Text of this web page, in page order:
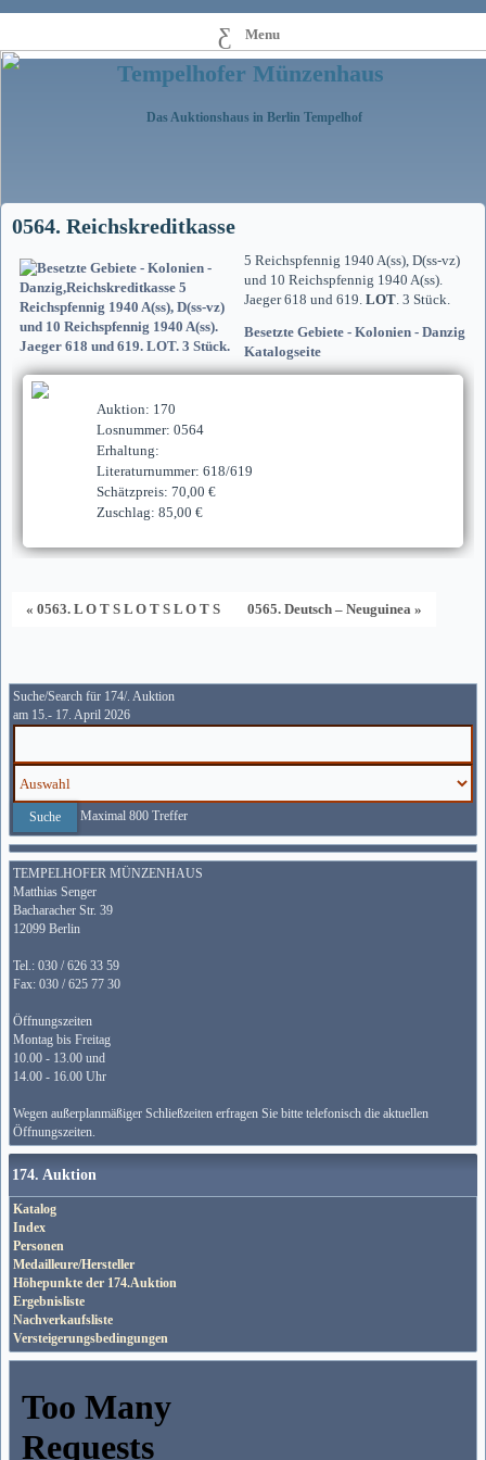
Menu
Tempelhofer Münzenhaus
Das Auktionshaus in Berlin Tempelhof
0564. Reichskreditkasse
5 Reichspfennig 1940 A(ss), D(ss-vz)
und 10 Reichspfennig 1940 A(ss).
Jaeger 618 und 619. LOT. 3 Stück.
Besetzte Gebiete - Kolonien - Danzig
Katalogseite
Auktion: 170
Losnummer: 0564
Erhaltung:
Literaturnummer: 618/619
Schätzpreis: 70,00 €
Zuschlag: 85,00 €
« 0563. L O T S L O T S L O T S 0565. Deutsch – Neuguinea »
Suche/Search für 174/. Auktion
am 15.- 17. April 2026
Maximal 800 Treffer
TEMPELHOFER MÜNZENHAUS
Matthias Senger
Bacharacher Str. 39
12099 Berlin
Tel.: 030 / 626 33 59
Fax: 030 / 625 77 30
Öffnungszeiten
Montag bis Freitag
10.00 - 13.00 und
14.00 - 16.00 Uhr
Wegen außerplanmäßiger Schließzeiten erfragen Sie bitte telefonisch die aktuellen
Öffnungszeiten.
174. Auktion
Katalog
Index
Personen
Medailleure/Hersteller
Höhepunkte der 174.Auktion
Ergebnisliste
Nachverkaufsliste
Versteigerungsbedingungen